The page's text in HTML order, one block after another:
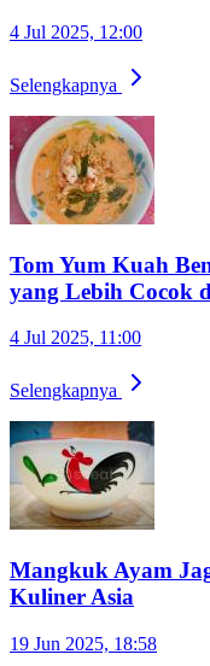
4 Jul 2025, 12:00
Selengkapnya
Tom Yum Kuah
yang Lebih Cocok
4 Jul 2025, 11:00
Selengkapnya
Mangkuk Ayam
Kuliner Asia
19 Jun 2025, 18:58